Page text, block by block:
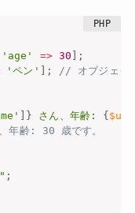
'age' => 30
;
'ペン' ; // オブジェク
} さん、年齢: {
齢: 30 歳です。
" ;